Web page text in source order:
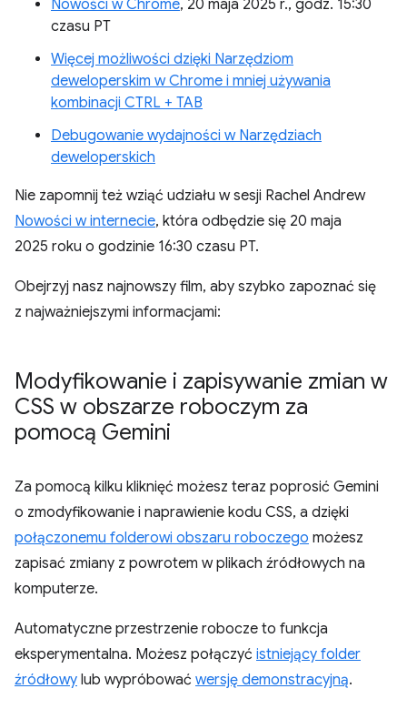
Nowości w Chrome, 20 maja 2025 r., godz. 15:30
czasu PT
Więcej możliwości dzięki Narzędziom
deweloperskim w Chrome i mniej używania
kombinacji CTRL + TAB
Debugowanie wydajności w Narzędziach
deweloperskich
Nie zapomnij też wziąć udziału w sesji Rachel Andrew
Nowości w internecie, która odbędzie się 20 maja
2025 roku o godzinie 16:30 czasu PT.
Obejrzyj nasz najnowszy film, aby szybko zapoznać się
z najważniejszymi informacjami:
Modyfikowanie i zapisywanie zmian w
CSS w obszarze roboczym za
pomocą Gemini
Za pomocą kilku kliknięć możesz teraz poprosić Gemini
o zmodyfikowanie i naprawienie kodu CSS, a dzięki
połączonemu folderowi obszaru roboczego możesz
zapisać zmiany z powrotem w plikach źródłowych na
komputerze.
Automatyczne przestrzenie robocze to funkcja
eksperymentalna. Możesz połączyć istniejący folder
źródłowy lub wypróbować wersję demonstracyjną.